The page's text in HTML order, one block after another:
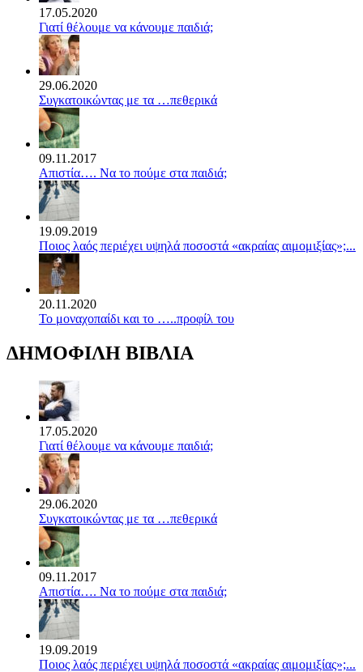
17.05.2020
Γιατί θέλουμε να κάνουμε παιδιά;
29.06.2020
Συγκατοικώντας με τα …πεθερικά
09.11.2017
Απιστία…. Να το πούμε στα παιδιά;
19.09.2019
Ποιος λαός περιέχει υψηλά ποσοστά «ακραίας αιμομιξίας»;...
20.11.2020
Το μοναχοπαίδι και το …..προφίλ του
ΔΗΜΟΦΙΛΗ ΒΙΒΛΙΑ
17.05.2020
Γιατί θέλουμε να κάνουμε παιδιά;
29.06.2020
Συγκατοικώντας με τα …πεθερικά
09.11.2017
Απιστία…. Να το πούμε στα παιδιά;
19.09.2019
Ποιος λαός περιέχει υψηλά ποσοστά «ακραίας αιμομιξίας»;...